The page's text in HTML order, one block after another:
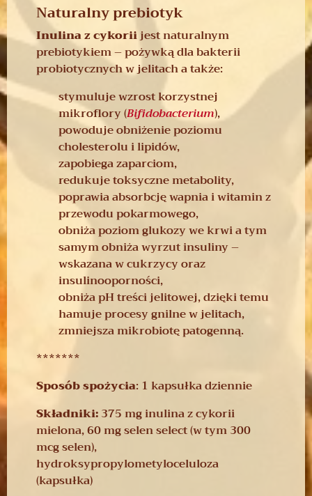
Naturalny prebiotyk
Inulina z cykoriijest naturalnym
prebiotykiem – pożywką dla bakterii
probiotycznych w jelitach a także:
stymuluje wzrost korzystnej
mikroflory (Bifidobacterium),
powoduje obniżenie poziomu
cholesterolu i lipidów,
zapobiega zaparciom,
redukuje toksyczne metabolity,
poprawia absorbcję wapnia i witamin z
przewodu pokarmowego,
obniża poziom glukozy we krwi a tym
samym obniża wyrzut insuliny –
wskazana w cukrzycy oraz
insulinooporności,
obniża pH treści jelitowej, dzięki temu
hamuje procesy gnilne w jelitach,
zmniejsza mikrobiotę patogenną.
*******
Sposób spożycia: 1 kapsułka dziennie
Składniki:375 mg inulina z cykorii
mielona, 60 mg selen select (w tym 300
mcg selen),
hydroksypropylometyloceluloza
(kapsułka)